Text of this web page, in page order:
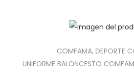
COMFAMA, DEPORTE
UNIFORME BALONCESTO